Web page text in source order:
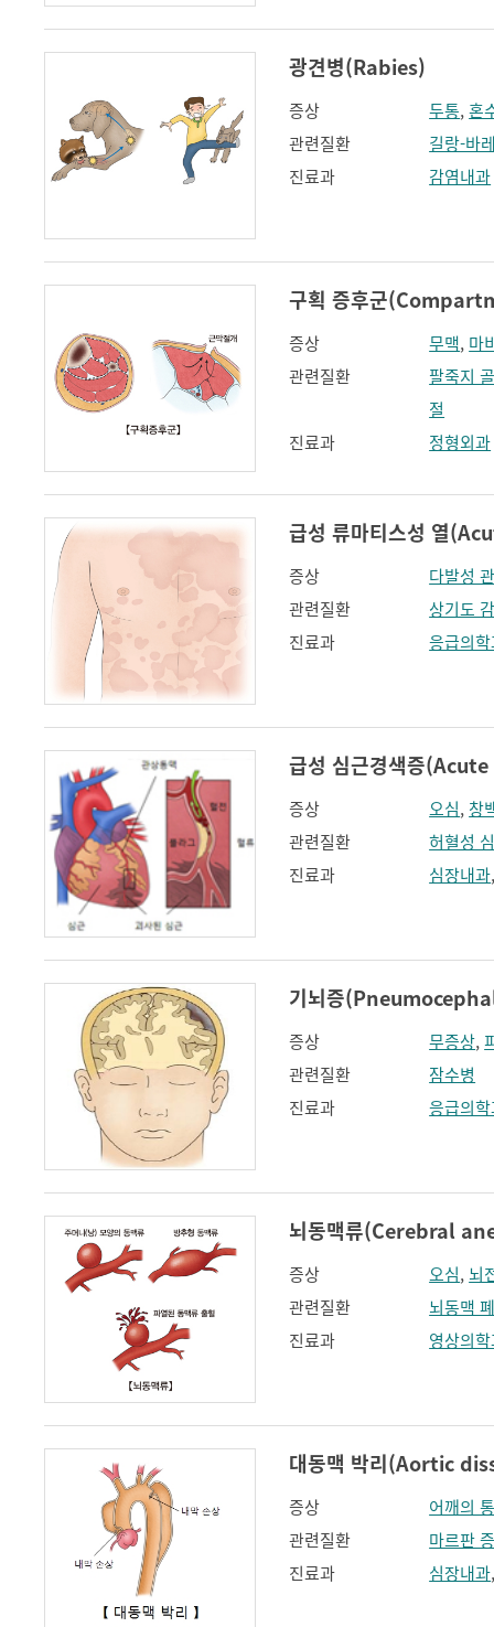
광견병(Rabies)
증상 두통,혼
관련질환
길랑-바
진료과
감염내과
구획 증후군
증상 무맥, 마
관련질환
팔죽지
절
진료과
정형외과
급성 류마티스성 열
증상
다발성
관련질환
상기도
진료과
응급의
급성 심근경색증
증상 오심, 창
관련질환
허혈성
진료과
심장내과
기뇌증
증상 무증상,
관련질환
잠수병
진료과
응급의
뇌동맥류(Cerebral
증상 오심, 뇌
관련질환
뇌동맥
진료과
영상의
대동맥 박리(Aortic
증상
어깨의
관련질환
마르판
진료과
심장내과